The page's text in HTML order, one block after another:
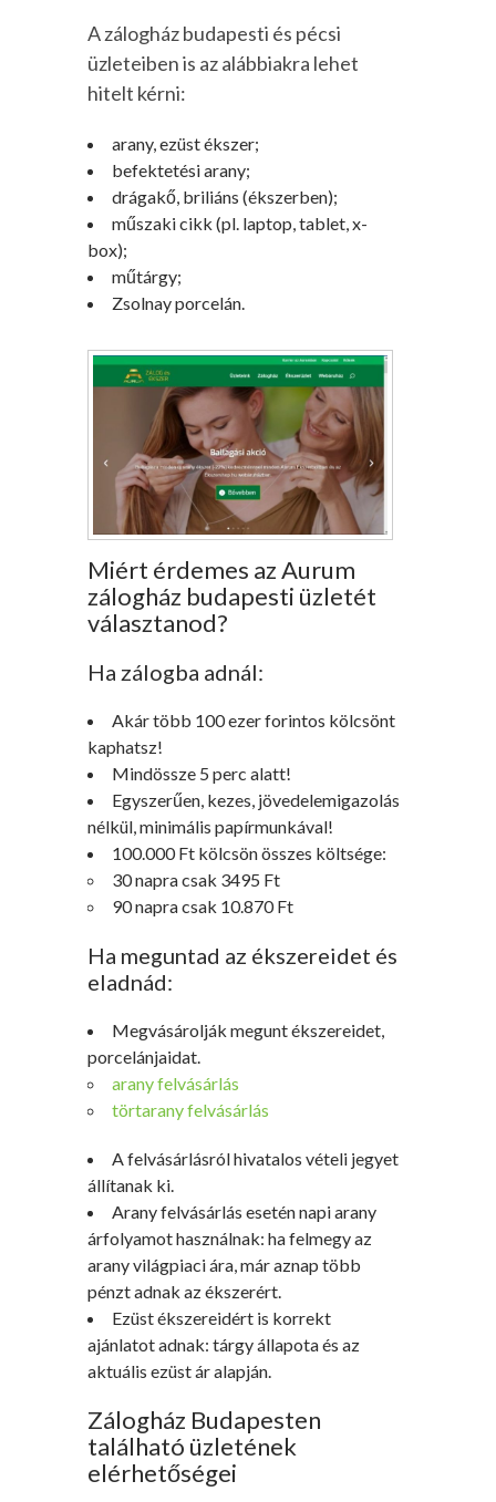
A zálogház budapesti és pécsi
üzleteiben is az alábbiakra lehet
hitelt kérni:
arany, ezüst ékszer;
befektetési arany;
drágakő, briliáns (ékszerben);
műszaki cikk (pl. laptop, tablet, x-
box);
műtárgy;
Zsolnay porcelán.
Miért érdemes az Aurum
zálogház budapesti üzletét
választanod?
Ha zálogba adnál:
Akár több 100 ezer forintos kölcsönt
kaphatsz!
Mindössze 5 perc alatt!
Egyszerűen, kezes, jövedelemigazolás
nélkül, minimális papírmunkával!
100.000 Ft kölcsön összes költsége:
30 napra csak 3495 Ft
90 napra csak 10.870 Ft
Ha meguntad az ékszereidet és
eladnád:
Megvásárolják megunt ékszereidet,
porcelánjaidat.
arany felvásárlás
törtarany felvásárlás
A felvásárlásról hivatalos vételi jegyet
állítanak ki.
Arany felvásárlás esetén napi arany
árfolyamot használnak: ha felmegy az
arany világpiaci ára, már aznap több
pénzt adnak az ékszerért.
Ezüst ékszereidért is korrekt
ajánlatot adnak: tárgy állapota és az
aktuális ezüst ár alapján.
Zálogház Budapesten
található üzletének
elérhetőségei